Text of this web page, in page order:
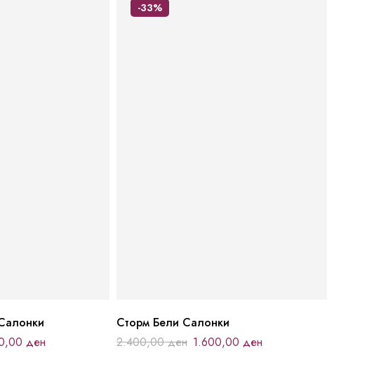
ден
-33%
Сторм Бели Салонки
2.400,00ден 1.600,00 ден